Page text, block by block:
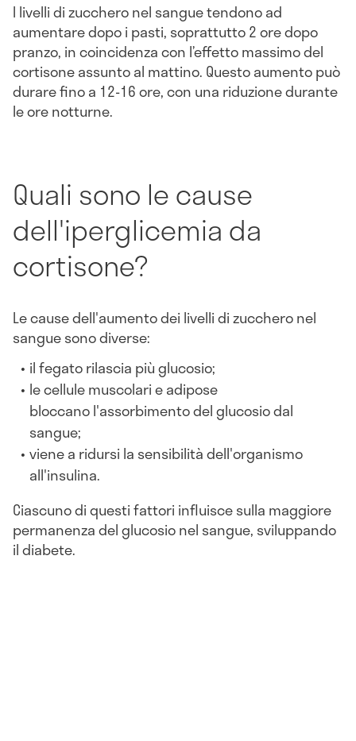
I livelli di zucchero nel sangue tendono ad
aumentare dopo i pasti, soprattutto 2 ore dopo
pranzo, in coincidenza con l’effetto massimo del
cortisone assunto al mattino. Questo aumento può
durare fino a 12-16 ore, con una riduzione durante
le ore notturne.
Quali sono le cause
dell'iperglicemia da
cortisone?
Le cause dell'aumento dei livelli di zucchero nel
sangue sono diverse:
il fegato rilascia più glucosio;
le cellule muscolari e adipose
bloccano l'assorbimento del glucosio dal
sangue;
viene a ridursi la sensibilità dell'organismo
all'insulina.
Ciascuno di questi fattori influisce sulla maggiore
permanenza del glucosio nel sangue, sviluppando
il diabete.